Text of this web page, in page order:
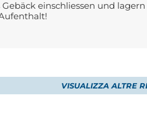
einschliessen und
VISUALIZZA ALTRE